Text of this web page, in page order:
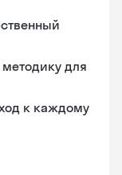
для
к каждому